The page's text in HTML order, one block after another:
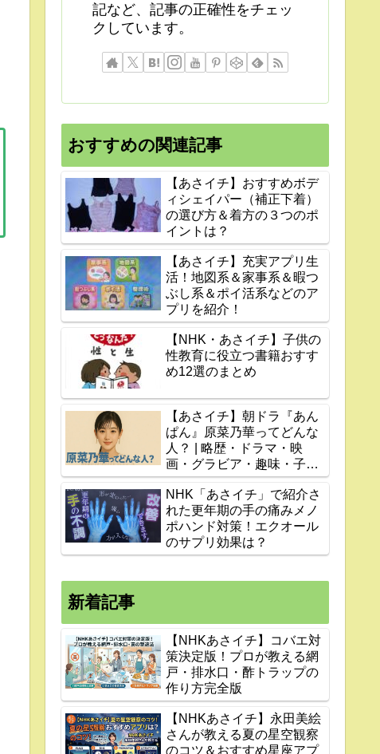
記など、記事の正確性をチェッ
クしています。
おすすめの関連記事
【あさイチ】おすすめボデ
ィシェイパー（補正下着）
の選び方＆着方の３つのポ
イントは？
【あさイチ】充実アプリ生
活！地図系＆家事系＆暇つ
ぶし系＆ポイ活系などのア
プリを紹介！
【NHK・あさイチ】子供の
性教育に役立つ書籍おすす
め12選のまとめ
【あさイチ】朝ドラ『あん
ぱん』原菜乃華ってどんな
人？ | 略歴・ドラマ・映
画・グラビア・趣味・子役
時代まで紹介
NHK「あさイチ」で紹介さ
れた更年期の手の痛みメノ
ポハンド対策！エクオール
のサプリ効果は？
新着記事
【NHKあさイチ】コバエ対
策決定版！プロが教える網
戸・排水口・酢トラップの
作り方完全版
【NHKあさイチ】永田美絵
さんが教える夏の星空観察
のコツ＆おすすめ星座アプ